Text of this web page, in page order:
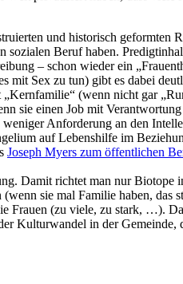
und historisch geformten
Beruf haben.
– schon wieder ein
Sex zu tun) gibt es dabei
(wenn nicht gar
sie einen Job mit
Anforderung an den
auf Lebenshilfe im
Joseph Myers zum öffentlichen
Damit richtet man nur
sie mal Familie haben,
Frauen (zu viele, zu stark, …).
Kulturwandel in der